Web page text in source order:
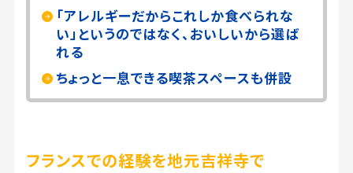
「アレルギーだからこれしか食べられな
い」というのではなく、おいしいから選ば
れる
ちょっと一息できる喫茶スペースも併設
フランスでの経験を地元吉祥寺で